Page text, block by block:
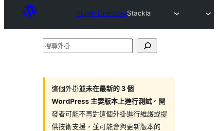
Plugin DirectoryStackla
搜
這個外掛並未在最新的 3 個
WordPress 主要版本上進行測試 。開
發者可能不再對這個外掛進行維護或提
供技術支援，並可能會與更新版本的